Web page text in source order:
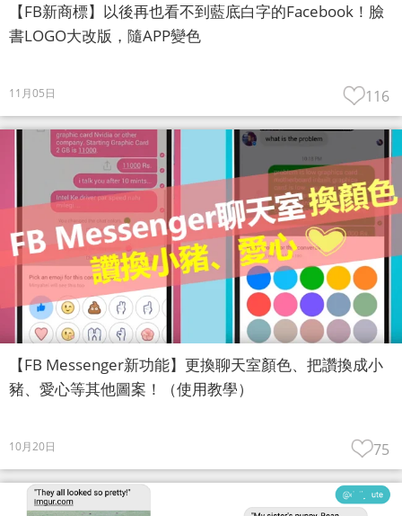
【FB新商標】以後再也看不到藍底白字的Facebook！臉
書LOGO大改版，隨APP變色
11月05日 116
【FB Messenger新功能】更換聊天室顏色、把讚換成小
豬、愛心等其他圖案！（使用教學）
10月20日 75